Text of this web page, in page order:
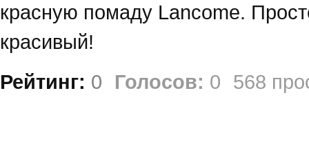
красную помаду Lancome.
красивый!
Рейтинг: 0 Голосов: 0 568